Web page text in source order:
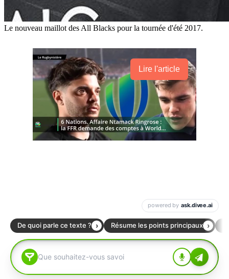
Le nouveau maillot des All Blacks pour la tournée d'été 2017.
Lire l'article